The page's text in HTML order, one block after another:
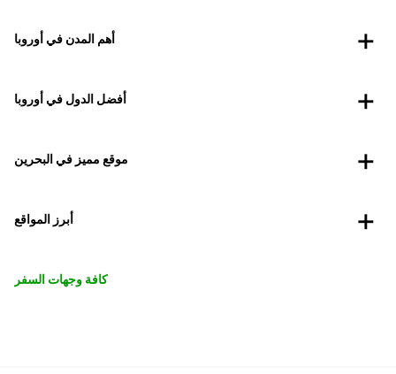
أهم المدن في أوروبا
أفضل الدول في أوروبا
موقع مميز في البحرين
أبرز المواقع
كافة وجهات السفر